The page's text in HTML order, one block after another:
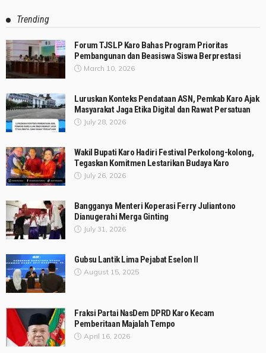
Trending
Forum TJSLP Karo Bahas Program Prioritas
Pembangunan dan Beasiswa Siswa Berprestasi
March 10, 2026
Luruskan Konteks Pendataan ASN, Pemkab Karo Ajak
Masyarakat Jaga Etika Digital dan Rawat Persatuan
July 28, 2026
Wakil Bupati Karo Hadiri Festival Perkolong-kolong,
Tegaskan Komitmen Lestarikan Budaya Karo
July 26, 2026
Bangganya Menteri Koperasi Ferry Juliantono
Dianugerahi Merga Ginting
July 31, 2026
Gubsu Lantik Lima Pejabat Eselon II
August 15, 2025
Fraksi Partai NasDem DPRD Karo Kecam
Pemberitaan Majalah Tempo
April 16, 2026